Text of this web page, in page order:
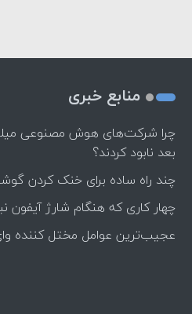
منابع خبری
چرا شرکت‌های هوش مصنوعی
بعد نابود کردند؟
چند راه‌ ساده برای خنک کردن
چهار کاری که هنگام شارژ آیفون
عجیب‌ترین عوامل مختل کننده